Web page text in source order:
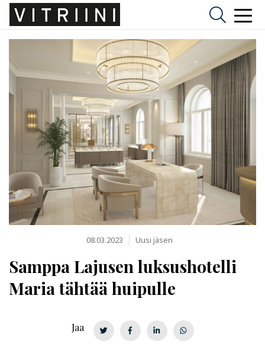
08.03.2023 Uusi jäsen
Samppa Lajusen luksushotelli
Maria tähtää huipulle
Jaa